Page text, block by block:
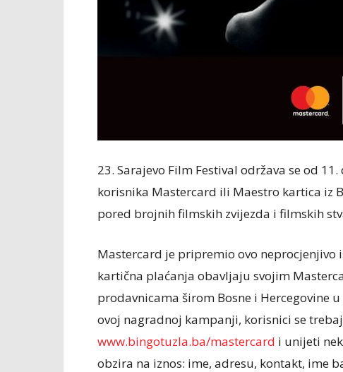
23. Sarajevo Film Festival održava se od
korisnika Mastercard ili Maestro kartica iz
pored brojnih filmskih zvijezda i filmskih
Mastercard je pripremio ovo neprocjenjivo
kartična plaćanja obavljaju svojim
prodavnicama širom Bosne i Hercegovine
ovoj nagradnoj kampanji, korisnici se
www.bingotuzla.ba/mastercard i unijeti
obzira na iznos: ime, adresu, kontakt, ime